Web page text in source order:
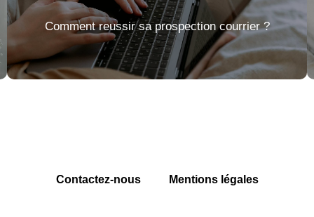
Comment reussir sa prospection courrier ?
Contactez-nous Mentions légales